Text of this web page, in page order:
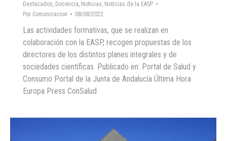
Destacados, Docencia, Noticias, Noticias de la EASP
Por Comunicacion 08/08/2022
Las actividades formativas, que se realizan en
colaboración con la EASP, recogen propuestas de los
directores de los distintos planes integrales y de
sociedades científicas. Publicado en: Portal de Salud y
Consumo Portal de la Junta de Andalucía Última Hora
Europa Press ConSalud